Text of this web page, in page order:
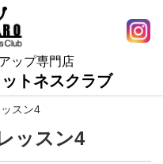
ップ専門店
トネスクラブ
スン4
ッスン4